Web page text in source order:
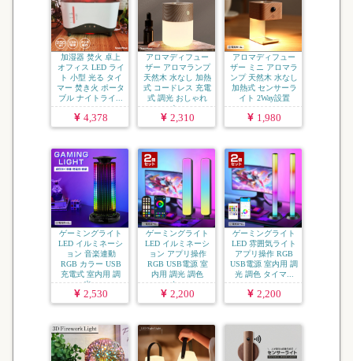
加湿器 焚火 卓上
オフィス LED ライ
ト 小型 光る タイ
マー 焚き火 ポータ
ブル ナイトライ...
4,378
アロマディフュー
ザー アロマランプ
天然木 水なし 加熱
式 コードレス 充電
式 調光 おしゃれ
ナ...
2,310
アロマディフュー
ザー ミニ アロマラ
ンプ 天然木 水なし
加熱式 センサーラ
イト 2Way設置
コ...
1,980
ゲーミングライト
LED イルミネーシ
ョン 音楽連動
RGB カラー USB
充電式 室内用 調
光...
2,530
ゲーミングライト
LED イルミネーシ
ョン アプリ操作
RGB USB電源 室
内用 調光 調色
タ...
2,200
ゲーミングライト
LED 雰囲気ライト
アプリ操作 RGB
USB電源 室内用 調
光 調色 タイマ...
2,200